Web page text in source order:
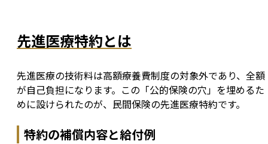
先進医療特約とは
先進医療の技術料は高額療養費制度の対象外であり、全額
が自己負担になります。この「公的保険の穴」を埋めるた
めに設けられたのが、民間保険の先進医療特約です。
特約の補償内容と給付例